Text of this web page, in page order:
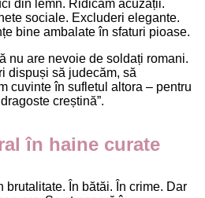
din lemn. Ridicăm acuzații.
sociale. Excluderi elegante.
bine ambalate în sfaturi pioase.
nu are nevoie de soldați romani.
dispuși să judecăm, să
cuvinte în sufletul altora – pentru
creștină”.
în haine curate
brutalitate. În bătăi. În crime. Dar